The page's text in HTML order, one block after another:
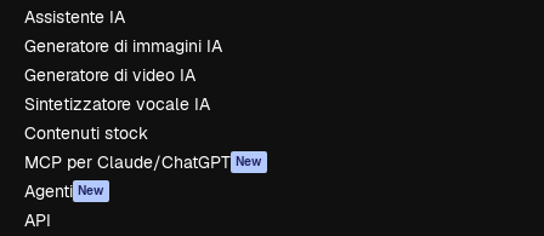
Assistente IA
Generatore di immagini IA
Generatore di video IA
Sintetizzatore vocale IA
Contenuti stock
MCP per Claude/ChatGPT New
Agenti New
API